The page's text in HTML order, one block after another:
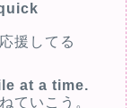
援してる
at a time.
ていこう。